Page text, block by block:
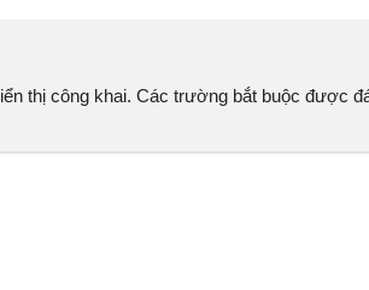
thị công khai. Các trường bắt buộc được